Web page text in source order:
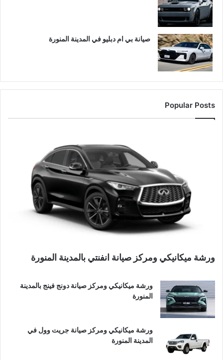
صيانة بي ام دبليو في المدينة المنورة
Popular Posts
ورشة ميكانيكي ومركز صيانة انفنتي بالمدينة المنورة
ورشة ميكانيكي ومركز صيانة دونج فينج بالمدينة
المنورة
ورشة ميكانيكي ومركز صيانة جريت وول في
المدينة المنورة